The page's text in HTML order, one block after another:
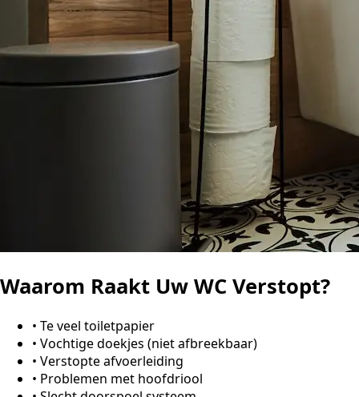
Waarom Raakt Uw WC Verstopt?
• Te veel toiletpapier
• Vochtige doekjes (niet afbreekbaar)
• Verstopte afvoerleiding
• Problemen met hoofdriool